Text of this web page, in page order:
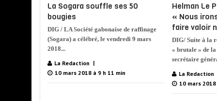
La Sogara souffle ses 50
bougies
DIG / LA Société gabonaise de raffinage
(Sogara) a célébré, le vendredi 9 mars
2018...
La Redaction
10 mars 2018 à 9 h 11 min
Helman Le
« Nous
faire valoir
DIG/ Suite à la
« brutale » de
secrétaire
La Redaction
10 mars